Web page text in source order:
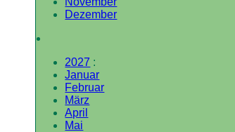
Dezember
2027 :
Januar
Februar
März
April
Mai